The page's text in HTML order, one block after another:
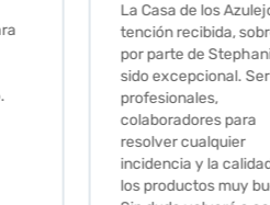
La Casa de los Azulejos. La
tención recibida, sobretodo
por parte de Stephanie, ha
sido excepcional. Serios,
profesionales,
colaboradores para
resolver cualquier
incidencia y la calidad de
los productos muy buena.